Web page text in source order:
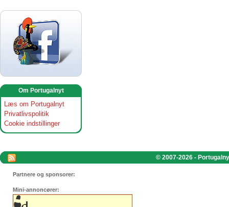
Om Portugalnyt
Læs om Portugalnyt
Privatlivspolitik
Cookie indstillinger
© 2007-2026 -
Partnere og sponsorer:
Mini-annoncører: